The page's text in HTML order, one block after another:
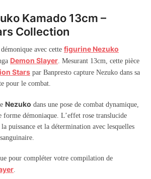
Kamado 13cm –
Collection
avec cette figurine Nezuko
Demon Slayer . Mesurant 13cm, cette pièce
Stars par Banpresto capture Nezuko dans sa
pour le combat.
Nezuko dans une pose de combat dynamique,
forme démoniaque. L’effet rose translucide
puissance et la détermination avec lesquelles
pour compléter votre compilation de
.